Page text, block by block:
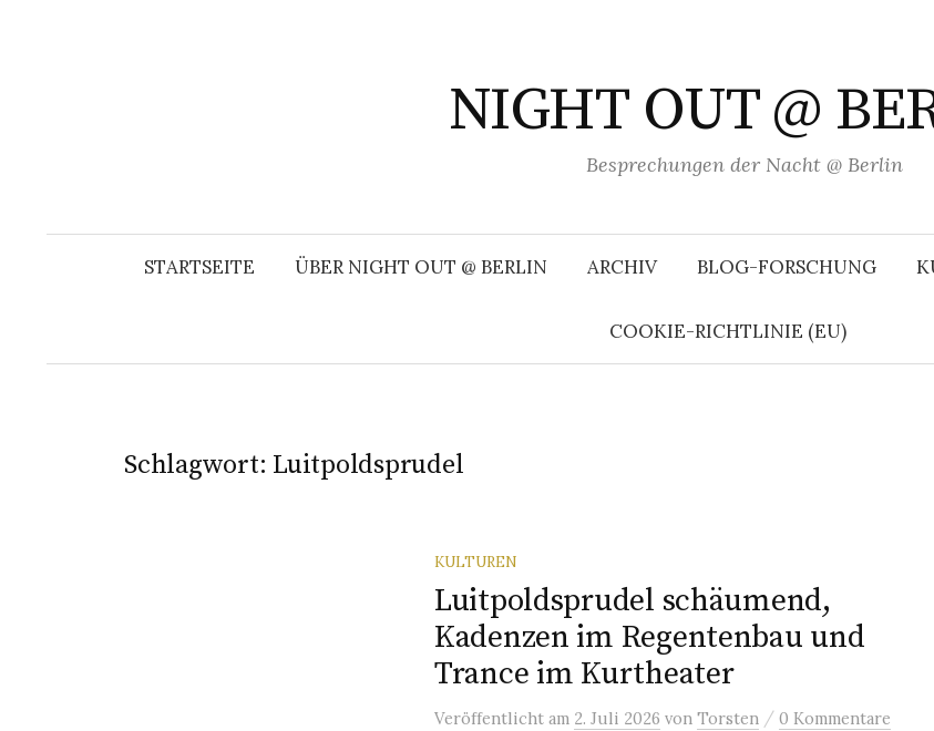
NIGHT OUT @
Besprechungen der Nacht @ Berlin
STARTSEITE ÜBER NIGHT OUT @ BERLIN ARCHIV BLOG-FORSCHUNG
COOKIE-RICHTLINIE (EU)
Schlagwort: Luitpoldsprudel
KULTUREN
Luitpoldsprudel schäumend,
Kadenzen im Regentenbau und
Trance im Kurtheater
Veröffentlicht am 2. Juli 2026 von Torsten / 0 Kommentare